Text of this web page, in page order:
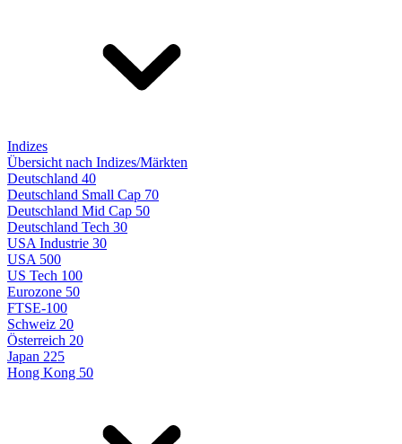
Indizes
Übersicht nach Indizes/Märkten
Deutschland 40
Deutschland Small Cap 70
Deutschland Mid Cap 50
Deutschland Tech 30
USA Industrie 30
USA 500
US Tech 100
Eurozone 50
FTSE-100
Schweiz 20
Österreich 20
Japan 225
Hong Kong 50